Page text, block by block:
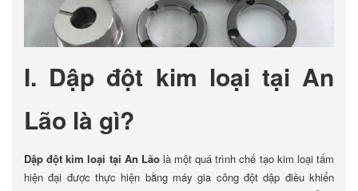
I. Dập đột kim loại tại An
Lão là gì?
Dập đột kim loại tại An Lãolà một quá trình chế tạo kim loại tấm
hiện đại được thực hiện bằng máy gia công đột dập điều khiển